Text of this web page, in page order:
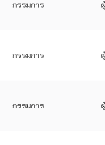
กรรมการ
กรรมการ
กรรมการ